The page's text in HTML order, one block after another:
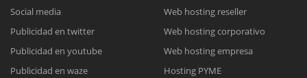
Nuestros ejecutivos le enviarán un correo electrónico con el enlace a
Cotización
Complete el formulario y nos contactaremos a la brevedad.
Chat Online
Todos nuestros ejecutivos están fuera de línea. Complete el formulario
para enviarnos un correo electrónico con sus datos personales.
Social media
Publicidad en twitter
Publicidad en youtube
Publicidad en waze
Web hosting reseller
Web hosting corporativo
Web hosting empresa
Hosting PYME